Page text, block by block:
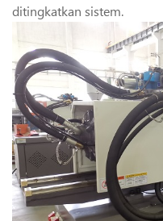
ditingkatkan sistem.